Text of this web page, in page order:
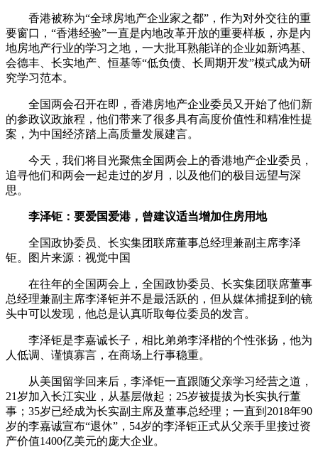
香港被称为“全球房地产企业家之都”，作为对外交往的重
要窗口，“香港经验”一直是内地改革开放的重要样板，亦是内
地房地产行业的学习之地，一大批耳熟能详的企业如新鸿基、
会德丰、长实地产、恒基等“低负债、长周期开发”模式成为研
究学习范本。
全国两会召开在即，香港房地产企业委员又开始了他们新
的参政议政旅程，他们带来了很多具有高度价值性和精准性提
案，为中国经济踏上高质量发展建言。
今天，我们将目光聚焦全国两会上的香港地产企业委员，
追寻他们和两会一起走过的岁月，以及他们的极目远望与深
思。
李泽钜：要爱国爱港，曾建议适当增加住房用地
全国政协委员、长实集团联席董事总经理兼副主席李泽
钜。图片来源：视觉中国
在往年的全国两会上，全国政协委员、长实集团联席董事
总经理兼副主席李泽钜并不是最活跃的，但从媒体捕捉到的镜
头中可以发现，他总是认真听取每位委员的发言。
李泽钜是李嘉诚长子，相比弟弟李泽楷的个性张扬，他为
人低调、谨慎寡言，在商场上行事稳重。
从美国留学回来后，李泽钜一直跟随父亲学习经营之道，
21岁加入长江实业，从基层做起；25岁被提拔为长实执行董
事；35岁已经成为长实副主席及董事总经理；一直到2018年90
岁的李嘉诚宣布“退休”，54岁的李泽钜正式从父亲手里接过资
产价值1400亿美元的庞大企业。